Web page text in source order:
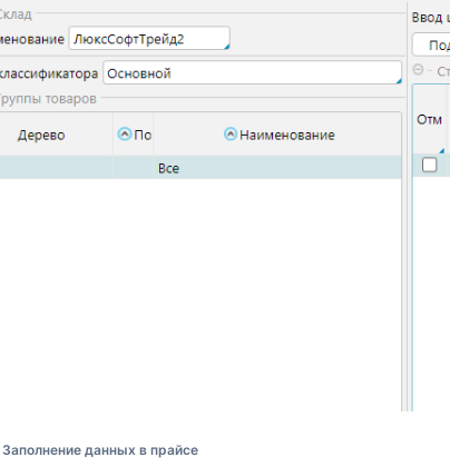
товаров
валюты в валюту учета
Заполнение данных в прайсе